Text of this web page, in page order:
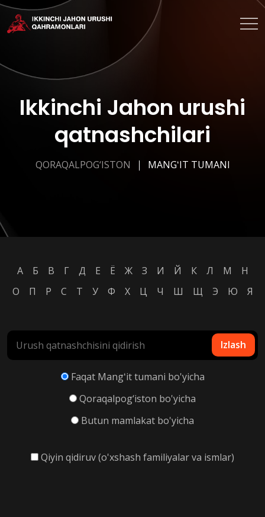
Ikkinchi Jahon urushi
qatnashchilari
QORAQALPOG‘ISTON MANGʻIT TUMANI
А Б В Г Д Е Ё Ж З И Й К Л М
Н
О
П Р С Т У Ф Х Ц Ч Ш Щ Э Ю Я
Faqat Mangʻit tumani bo'yicha
Qoraqalpog‘iston bo'yicha
Butun mamlakat bo'yicha
Qiyin qidiruv (o'xshash familiyalar va ismlar)
Izlash